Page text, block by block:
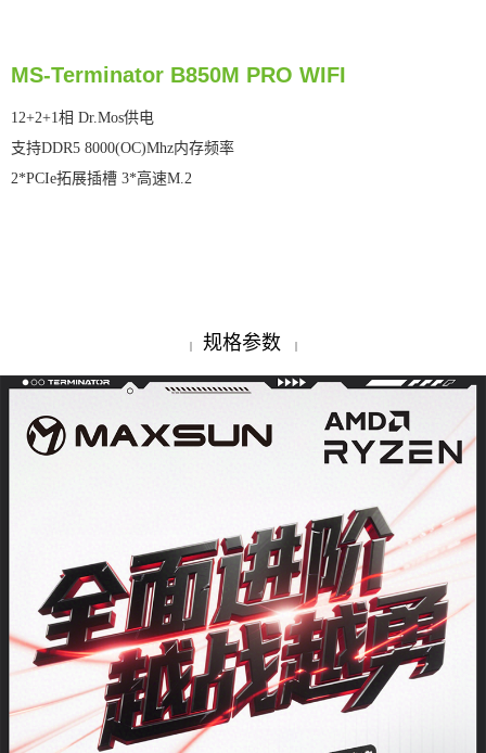
MS-Terminator B850M PRO WIFI
12+2+1相 Dr.Mos供电
支持DDR5 8000(OC)Mhz内存频率
2*PCIe拓展插槽 3*高速M.2
| 规格参数 |